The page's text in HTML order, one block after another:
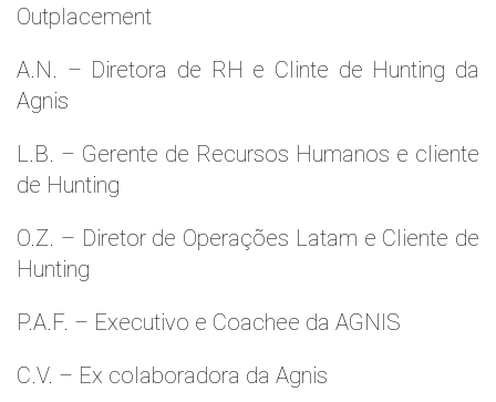
Outplacement
A.N. – Diretora de RH e Clinte de Hunting da
Agnis
L.B. – Gerente de Recursos Humanos e cliente
de Hunting
O.Z. – Diretor de Operações Latam e Cliente de
Hunting
P.A.F. – Executivo e Coachee da AGNIS
C.V. – Ex colaboradora da Agnis